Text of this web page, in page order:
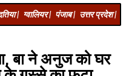
| ग्वालियर | पंजाब | उत्तर प्रदेश |
बा ने अनुज को घर